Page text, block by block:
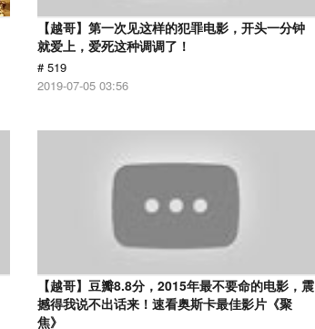
【越哥】第一次见这样的犯罪电影，开头一分钟
就爱上，爱死这种调调了！
# 519
2019-07-05 03:56
【越哥】豆瓣8.8分，2015年最不要命的电影，震
撼得我说不出话来！速看奥斯卡最佳影片《聚
焦》